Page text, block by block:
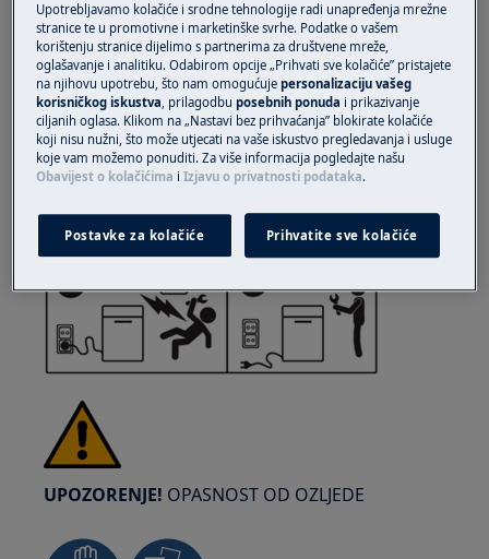
UPOZORENJE!OPASNOST OD ELEKTRIČNOG
UDARA
Prije bilo kakvog popravka ili održavanja,
isključite uređaj i odspojite utikač iz električne
utičnice.
UPOZORENJE! OPASNOST OD OZLJEDE
Upotrebljavamo kolačiće i srodne tehnologije radi unapređenja mrežne
stranice te u promotivne i marketinške svrhe. Podatke o vašem
korištenju stranice dijelimo s partnerima za društvene mreže,
oglašavanje i analitiku. Odabirom opcije „Prihvati sve kolačiće” pristajete
na njihovu upotrebu, što nam omogućujepersonalizaciju vašeg
korisničkog iskustva, prilagodbuposebnih ponuda i prikazivanje
ciljanih oglasa. Klikom na „Nastavi bez prihvaćanja” blokirate kolačiće
koji nisu nužni, što može utjecati na vaše iskustvo pregledavanja i usluge
koje vam možemo ponuditi. Za više informacija pogledajte našu
Obavijest o kolačićima iIzjavu o privatnosti podataka.
Postavke za kolačiće Prihvatite sve kolačiće